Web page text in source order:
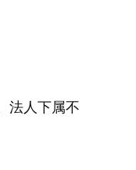
法人下属不